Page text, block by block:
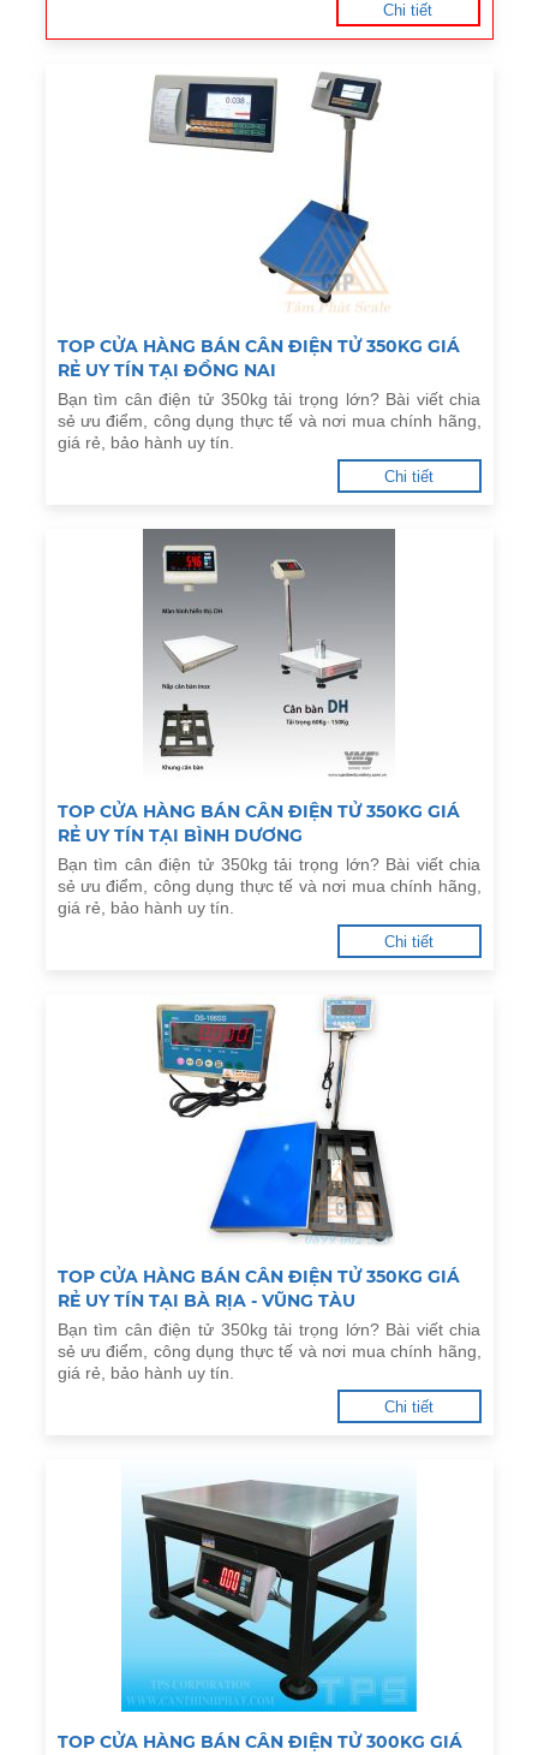
Chi tiết
TOP CỬA HÀNG BÁN CÂN ĐIỆN TỬ 350KG GIÁ
RẺ UY TÍN TẠI ĐỒNG NAI
Bạn tìm cân điện tử 350kg tải trọng lớn? Bài viết chia
sẻ ưu điểm, công dụng thực tế và nơi mua chính hãng,
giá rẻ, bảo hành uy tín.
Chi tiết
TOP CỬA HÀNG BÁN CÂN ĐIỆN TỬ 350KG GIÁ
RẺ UY TÍN TẠI BÌNH DƯƠNG
Bạn tìm cân điện tử 350kg tải trọng lớn? Bài viết chia
sẻ ưu điểm, công dụng thực tế và nơi mua chính hãng,
giá rẻ, bảo hành uy tín.
Chi tiết
TOP CỬA HÀNG BÁN CÂN ĐIỆN TỬ 350KG GIÁ
RẺ UY TÍN TẠI BÀ RỊA - VŨNG TÀU
Bạn tìm cân điện tử 350kg tải trọng lớn? Bài viết chia
sẻ ưu điểm, công dụng thực tế và nơi mua chính hãng,
giá rẻ, bảo hành uy tín.
Chi tiết
TOP CỬA HÀNG BÁN CÂN ĐIỆN TỬ 300KG GIÁ